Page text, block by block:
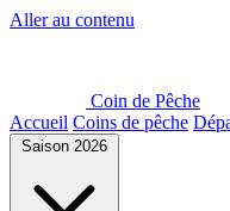
Aller au contenu
Coin de Pêche
Accueil Coins de pêche
Saison 2026